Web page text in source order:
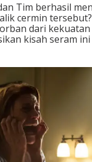
Tim berhasil
cermin
dari
kisah seram